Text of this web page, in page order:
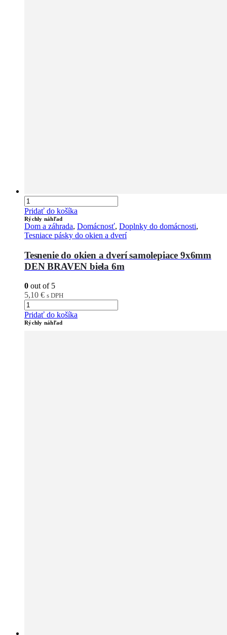
Pridať do košíka
Rýchly náhľad
Dom a záhrada, Domácnosť, Doplnky do domácnosti,
Tesniace pásky do okien a dverí
Tesnenie do okien a dverí samolepiace 9x6mm
DEN BRAVEN biela 6m
0 out of 5
5,10 € s DPH
Pridať do košíka
Rýchly náhľad